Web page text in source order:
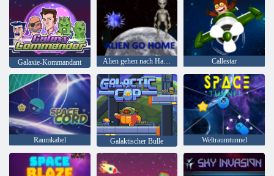
Galaxie-Kommandant Alien gehen nach Hause Callestar
Raumkabel Galaktischer Bulle Weltraumtunnel